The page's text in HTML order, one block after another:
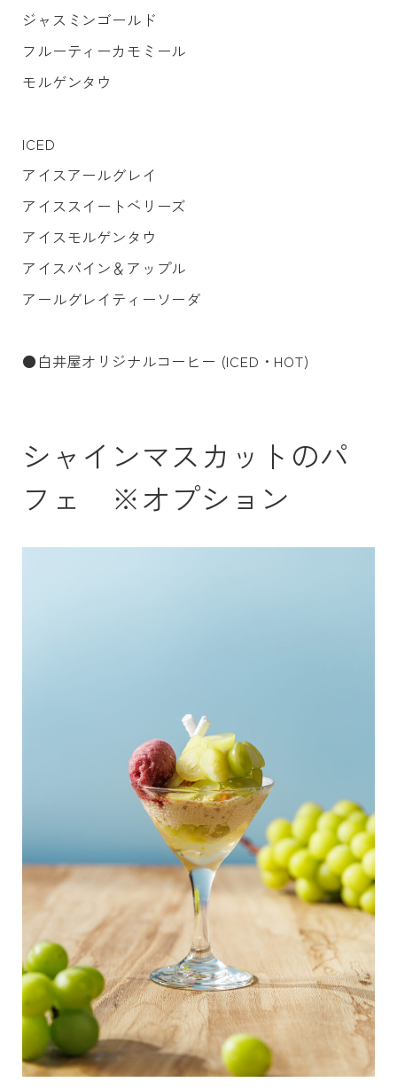
ジャスミンゴールド
フルーティーカモミール
モルゲンタウ
ICED
アイスアールグレイ
アイススイートベリーズ
アイスモルゲンタウ
アイスパイン＆アップル
アールグレイティーソーダ
●白井屋オリジナルコーヒー (ICED・HOT)
シャインマスカットのパ
フェ ※オプション